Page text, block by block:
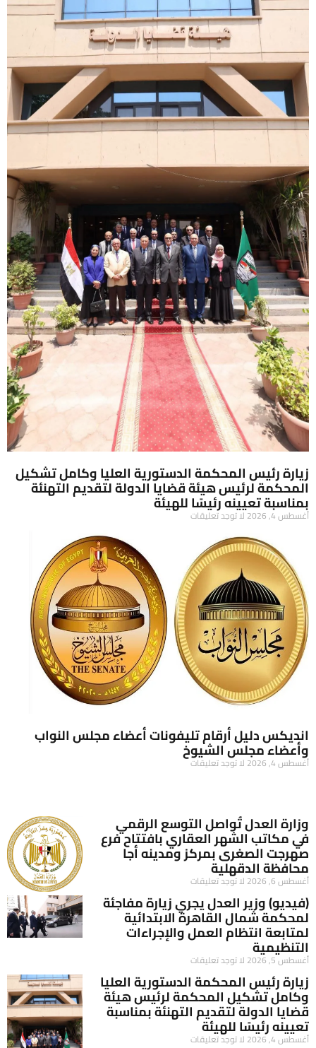
زيارة رئيس المحكمة الدستورية العليا وكامل تشكيل
المحكمة لرئيس هيئة قضايا الدولة لتقديم التهنئة
بمناسبة تعيينه رئيسًا للهيئة
أغسطس 4, 2026 لا توجد تعليقات
انديكس دليل أرقام تليفونات أعضاء مجلس النواب
وأعضاء مجلس الشيوخ
أغسطس 4, 2026 لا توجد تعليقات
وزارة العدل تُواصل التوسع الرقمي
في مكاتب الشهر العقاري بافتتاح فرع
صهرجت الصغرى بمركز ومدينه أجا
محافظة الدقهلية
أغسطس 6, 2026 لا توجد تعليقات
(فيديو) وزير العدل يجري زيارة مفاجئة
لمحكمة شمال القاهرة الابتدائية
لمتابعة انتظام العمل والإجراءات
التنظيمية
أغسطس 5, 2026 لا توجد تعليقات
زيارة رئيس المحكمة الدستورية العليا
وكامل تشكيل المحكمة لرئيس هيئة
قضايا الدولة لتقديم التهنئة بمناسبة
تعيينه رئيسًا للهيئة
أغسطس 4, 2026 لا توجد تعليقات